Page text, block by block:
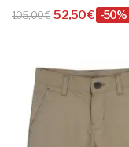
105,00 € 52,50 € -50%